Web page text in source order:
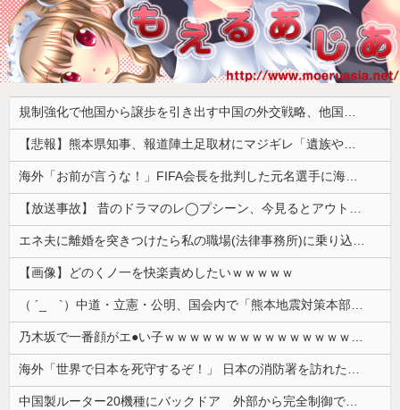
規制強化で他国から譲歩を引き出す中国の外交戦略、他国がサプライチェーン変更で対抗した結果……
【悲報】熊本県知事、報道陣土足取材にマジギレ「遺族や被災者から強い不満でてる！」 → 記者「例えば？」 → 知事、怒り通り越して呆れてしまう ………
海外「お前が言うな！」FIFA会長を批判した元名選手に海外から猛反発！（海外の反応）
【放送事故】 昔のドラマのレ◯プシーン、今見るとアウトすぎる・・・
エネ夫に離婚を突きつけたら私の職場(法律事務所)に乗り込んできた 堂々と「離婚の法律相談です。母の薦めでこちらに参りました」と言っているが、...
【画像】どのくノ一を快楽責めしたいｗｗｗｗｗ
（ ´_ゝ`）中道・立憲・公明、国会内で「熊本地震対策本部会議」各省庁からヒアリング・現地から意見聴取「パーティション、人手、宿泊施設の不足や、...
乃木坂で一番顔がエ●い子ｗｗｗｗｗｗｗｗｗｗｗｗｗｗｗｗｗｗｗ
海外「世界で日本を死守するぞ！」 日本の消防署を訪れたちびっ子集団が世界をメロメロに
中国製ルーター20機種にバックドア 外部から完全制御できる機能が仕込まれていた